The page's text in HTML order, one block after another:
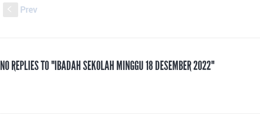
Prev
NO REPLIES TO "IBADAH SEKOLAH MINGGU 18 DESEMBER 2022"